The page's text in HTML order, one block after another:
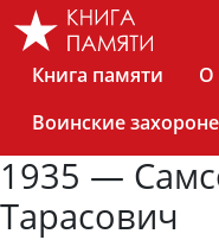
Skip
Книга памяти
О
Воинские
1935 —
Тарасович